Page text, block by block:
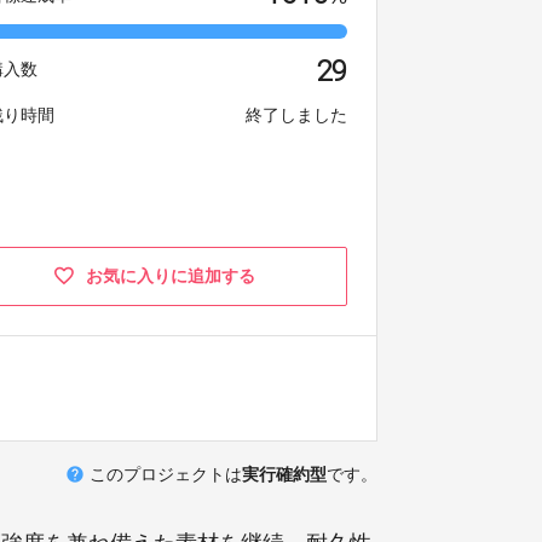
入数 29
り時間 終了しました
お気に入りに追加する
help このプロジェクトは実行確約型です。